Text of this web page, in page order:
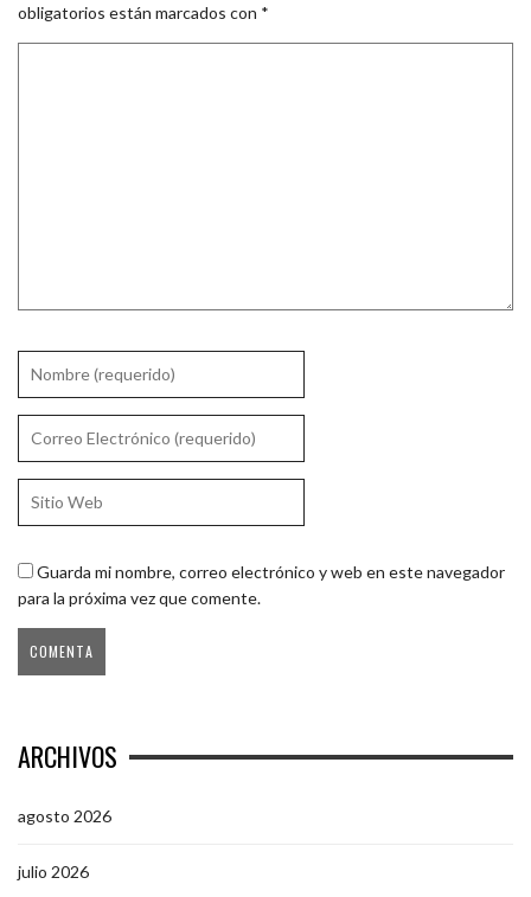
obligatorios están marcados con *
Guarda mi nombre, correo electrónico y web en este navegador
para la próxima vez que comente.
ARCHIVOS
agosto 2026
julio 2026